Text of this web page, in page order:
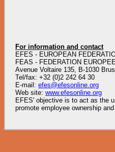
For information and contact
EFES - EUROPEAN
FEAS - FEDERATION
Avenue Voltaire 135, B-1030
Tel/fax: +32 (0)2 242 64 30
E-mail: efes@efesonline.org
Web site: www.efesonline.org
EFES' objective is to act as the
promote employee ownership